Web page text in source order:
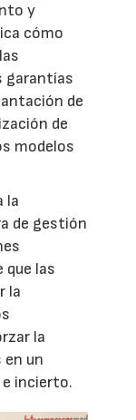
y
cómo
garantías
de
de
modelos
la
de gestión
que las
la
la
en un
incierto.